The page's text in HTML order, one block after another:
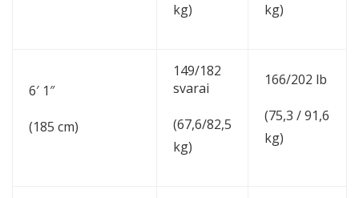
kg)
kg)
6′ 1″
(185 cm)
149/182
svarai
(67,6/82,5
kg)
166/202 lb
(75,3 / 91,6
kg)